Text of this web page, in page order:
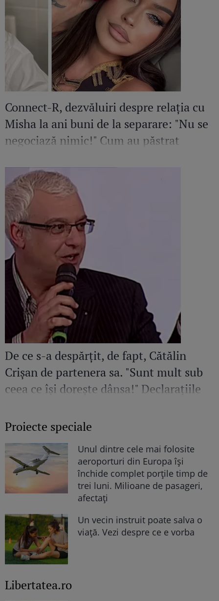
Connect-R, dezvăluiri despre relația cu
Misha la ani buni de la separare: "Nu se
negociază nimic!" Cum au păstrat
De ce s-a despărțit, de fapt, Cătălin
Crișan de partenera sa. "Sunt mult sub
ceea ce își dorește dânsa!" Declarațiile
Proiecte speciale
Unul dintre cele mai folosite
aeroporturi din Europa își
închide complet porțile timp de
trei luni. Milioane de pasageri,
afectați
Un vecin instruit poate salva o
viață. Vezi despre ce e vorba
Libertatea.ro